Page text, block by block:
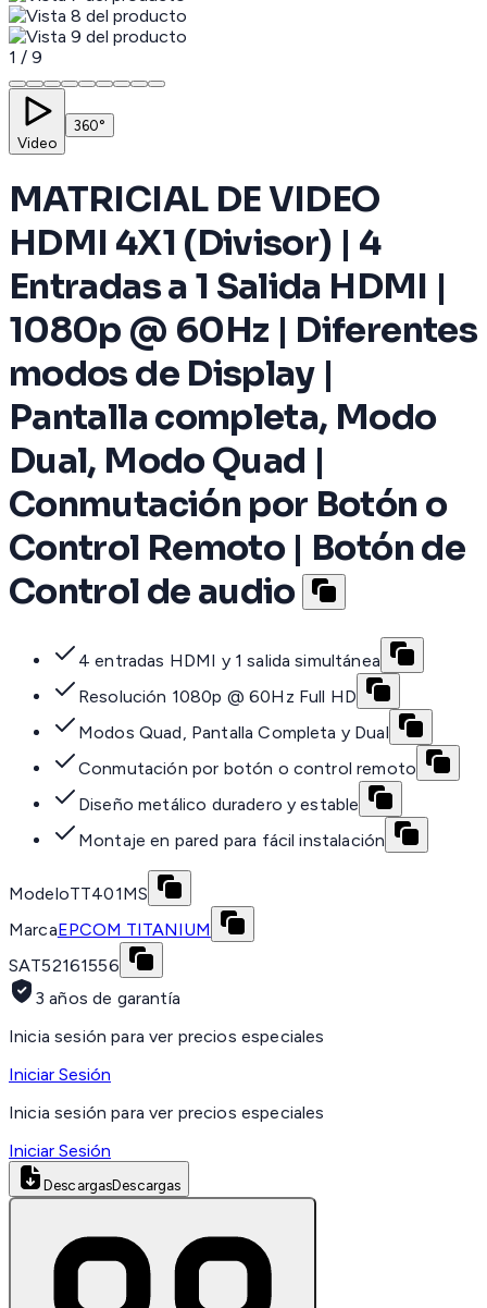
1 / 9
Video
360°
MATRICIAL DE VIDEO
HDMI 4X1 (Divisor) | 4
Entradas a 1 Salida HDMI |
1080p @ 60Hz | Diferentes
modos de Display |
Pantalla completa, Modo
Dual, Modo Quad |
Conmutación por Botón o
Control Remoto | Botón de
Control de audio
4 entradas HDMI y 1 salida simultánea
Resolución 1080p @ 60Hz Full HD
Modos Quad, Pantalla Completa y Dual
Conmutación por botón o control remoto
Diseño metálico duradero y estable
Montaje en pared para fácil instalación
ModeloTT401MS
MarcaEPCOM TITANIUM
SAT52161556
3 años de garantía
Inicia sesión para ver precios especiales
Iniciar Sesión
Inicia sesión para ver precios especiales
Iniciar Sesión
DescargasDescargas